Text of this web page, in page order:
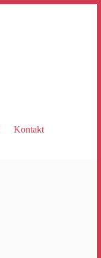
Kontakt